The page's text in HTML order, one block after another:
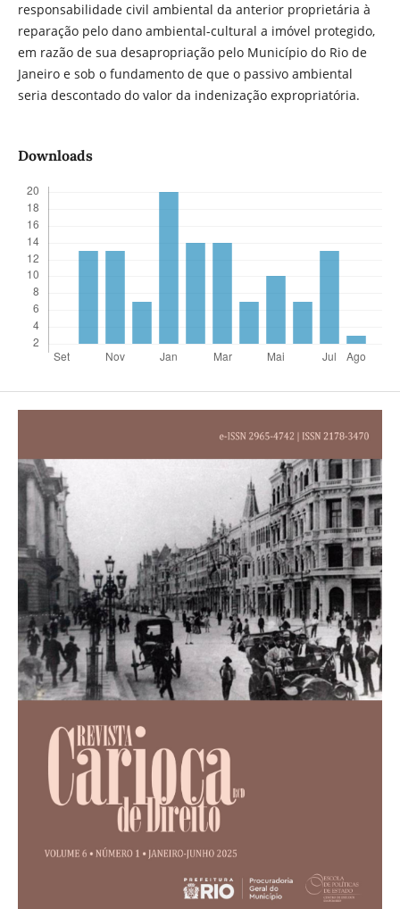
responsabilidade civil ambiental da anterior proprietária à
reparação pelo dano ambiental-cultural a imóvel protegido,
em razão de sua desapropriação pelo Município do Rio de
Janeiro e sob o fundamento de que o passivo ambiental
seria descontado do valor da indenização expropriatória.
Downloads